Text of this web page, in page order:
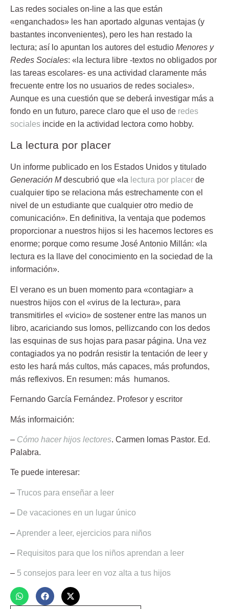
Las redes sociales on-line a las que están
«enganchados» les han aportado algunas ventajas (y
bastantes inconvenientes), pero les han restado la
lectura; así lo apuntan los autores del estudio Menores y
Redes Sociales: «la lectura libre -textos no obligados por
las tareas escolares- es una actividad claramente más
frecuente entre los no usuarios de redes sociales».
Aunque es una cuestión que se deberá investigar más a
fondo en un futuro, parece claro que el uso de redes
sociales incide en la actividad lectora como hobby.
La lectura por placer
Un informe publicado en los Estados Unidos y titulado
Generación Mdescubrió que «la lectura por placer de
cualquier tipo se relaciona más estrechamente con el
nivel de un estudiante que cualquier otro medio de
comunicación». En definitiva, la ventaja que podemos
proporcionar a nuestros hijos si les hacemos lectores es
enorme; porque como resume José Antonio Millán: «la
lectura es la llave del conocimiento en la sociedad de la
información».
El verano es un buen momento para «contagiar» a
nuestros hijos con el «virus de la lectura», para
transmitirles el «vicio» de sostener entre las manos un
libro, acariciando sus lomos, pellizcando con los dedos
las esquinas de sus hojas para pasar página. Una vez
contagiados ya no podrán resistir la tentación de leer y
esto les hará más cultos, más capaces, más profundos,
más reflexivos. En resumen: más humanos.
Fernando García Fernández. Profesor y escritor
Más informaición:
– Cómo hacer hijos lectores. Carmen lomas Pastor. Ed.
Palabra.
Te puede interesar:
– Trucos para enseñar a leer
– De vacaciones en un lugar único
–Aprender a leer, ejercicios para niños
– Requisitos para que los niños aprendan a leer
– 5 consejos para leer en voz alta a tus hijos